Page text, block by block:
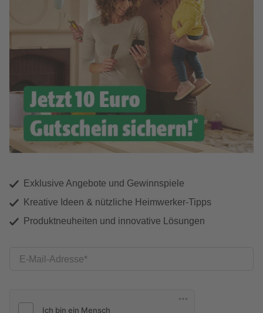
Exklusive Angebote und Gewinnspiele
Kreative Ideen & nützliche Heimwerker-Tipps
Produktneuheiten und innovative Lösungen
E-Mail-Adresse